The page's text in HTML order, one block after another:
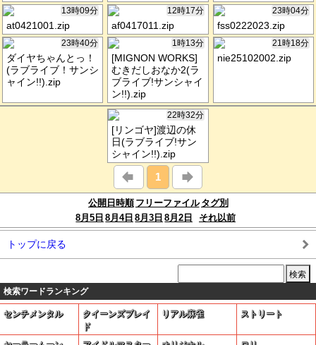
13時09分
at0421001.zip
12時17分
af0417011.zip
23時04分
fss0222023.zip
23時40分
ダイヤちゃんとっ！
(ラブライブ！サンシ
ャイン!!).zip
1時13分
[MIGNON WORKS]
むきだしおなか2(ラ
ブライブ!サンシャイ
ン!!).zip
21時18分
nie25102002.zip
22時32分
[リンゴヤ]渡辺の休
日(ラブライブ!サン
シャイン!!).zip
1
公開日時順 フリーファイル タグ別
8月5日 8月4日 8月3日 8月2日 それ以前
トップに戻る
検索ワードランキング
センチメンタル
クイーンズブレイ
ド
リアル麻雀 ストリート